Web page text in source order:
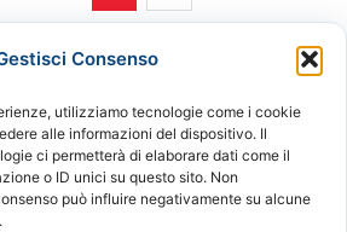
Consenso
utilizziamo tecnologie come i cookie
alle informazioni del dispositivo. Il
ci permetterà di elaborare dati come il
o ID unici su questo sito. Non
può influire negativamente su alcune
CALCIO ASD | Tutti i diritti